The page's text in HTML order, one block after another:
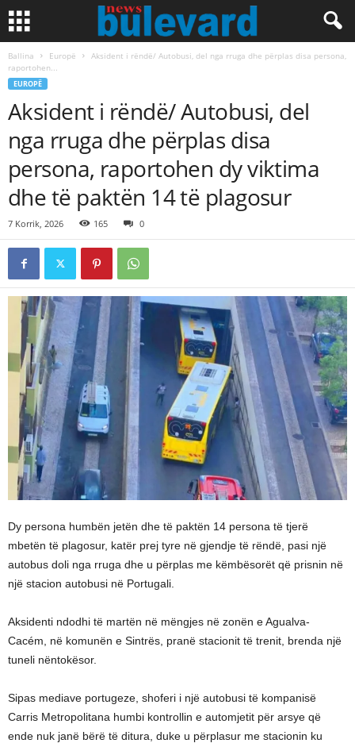
Ballina Europë
Aksident i rëndë/ Autobusi, del nga rruga dhe përplas disa persona,
raportohen...
EUROPË
Aksident i rëndë/ Autobusi, del
nga rruga dhe përplas disa
persona, raportohen dy viktima
dhe të paktën 14 të plagosur
7 Korrik, 2026 165 0
Dy persona humbën jetën dhe të paktën 14 persona të tjerë
mbetën të plagosur, katër prej tyre në gjendje të rëndë, pasi një
autobus doli nga rruga dhe u përplas me këmbësorët që prisnin në
një stacion autobusi në Portugali.
Aksidenti ndodhi të martën në mëngjes në zonën e Agualva-
Cacém, në komunën e Sintrës, pranë stacionit të trenit, brenda një
tuneli nëntokësor.
Sipas mediave portugeze, shoferi i një autobusi të kompanisë
Carris Metropolitana humbi kontrollin e automjetit për arsye që
ende nuk janë bërë të ditura, duke u përplasur me stacionin ku